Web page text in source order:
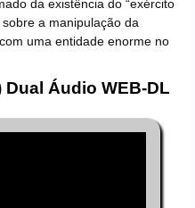
da existência do “exército
a manipulação da
uma entidade enorme no
Dual Áudio WEB-DL